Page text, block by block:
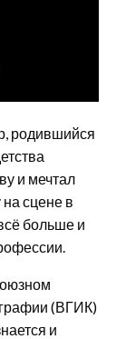
родившийся
и мечтал
сцене в
больше и
(ВГИК)
и